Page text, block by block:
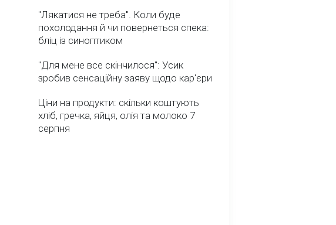
"Лякатися не треба". Коли буде
похолодання й чи повернеться спека:
бліц із синоптиком
"Для мене все скінчилося": Усик
зробив сенсаційну заяву щодо кар'єри
Ціни на продукти: скільки коштують
хліб, гречка, яйця, олія та молоко 7
серпня